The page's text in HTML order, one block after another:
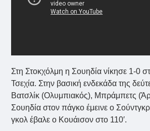
Στη Στοκχόλμη η Σουηδία νίκησε 1-0
Τσεχία. Στην βασική ενδεκάδα της
Βατσλίκ (Ολυμπιακός), Μπράμπετς
Σουηδία στον πάγκο έμεινε ο
γκολ έβαλε ο Κουάισον στο 110′.